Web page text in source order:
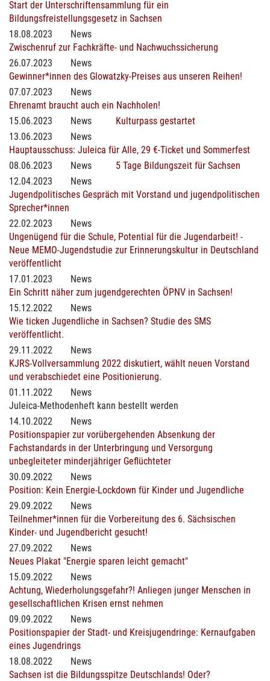
Start der Unterschriftensammlung für ein
Bildungsfreistellungsgesetz in Sachsen
18.08.2023
News
Zwischenruf zur Fachkräfte- und Nachwuchssicherung
26.07.2023
News
Gewinner*innen des Glowatzky-Preises aus unseren Reihen!
07.07.2023
News
Ehrenamt braucht auch ein Nachholen!
15.06.2023
News
Kulturpass gestartet
13.06.2023
News
Hauptausschuss: Juleica für Alle, 29 €-Ticket und Sommerfest
08.06.2023
News
5 Tage Bildungszeit für Sachsen
12.04.2023
News
Jugendpolitisches Gespräch mit Vorstand und jugendpolitischen
Sprecher*innen
22.02.2023
News
Ungenügend für die Schule, Potential für die Jugendarbeit! -
Neue MEMO-Jugendstudie zur Erinnerungskultur in Deutschland
veröffentlicht
17.01.2023
News
Ein Schritt näher zum jugendgerechten ÖPNV in Sachsen!
15.12.2022
News
Wie ticken Jugendliche in Sachsen? Studie des SMS
veröffentlicht.
29.11.2022
News
KJRS-Vollversammlung 2022 diskutiert, wählt neuen Vorstand
und verabschiedet eine Positionierung.
01.11.2022
News
Juleica-Methodenheft kann bestellt werden
14.10.2022
News
Positionspapier zur vorübergehenden Absenkung der
Fachstandards in der Unterbringung und Versorgung
unbegleiteter minderjähriger Geflüchteter
30.09.2022
News
Position: Kein Energie-Lockdown für Kinder und Jugendliche
29.09.2022
News
Teilnehmer*innen für die Vorbereitung des 6. Sächsischen
Kinder- und Jugendbericht gesucht!
27.09.2022
News
Neues Plakat "Energie sparen leicht gemacht"
15.09.2022
News
Achtung, Wiederholungsgefahr?! Anliegen junger Menschen in
gesellschaftlichen Krisen ernst nehmen
09.09.2022
News
Positionspapier der Stadt- und Kreisjugendringe: Kernaufgaben
eines Jugendrings
18.08.2022
News
Sachsen ist die Bildungsspitze Deutschlands! Oder?